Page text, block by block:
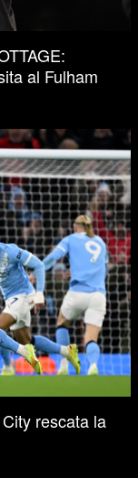
al Fulham
rescata la